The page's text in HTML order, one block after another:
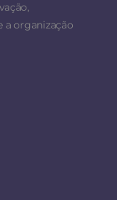
a organização